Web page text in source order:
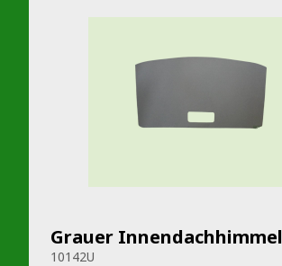
Grauer Innendachhimmel
10142U